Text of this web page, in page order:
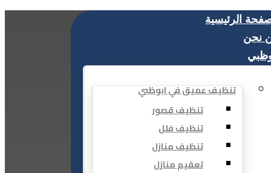
الرئيسية
نحن
تنظيف عميق في ابوظبي
تنظيف قصور
تنظيف فلل
تنظيف منازل
تعقيم منازل